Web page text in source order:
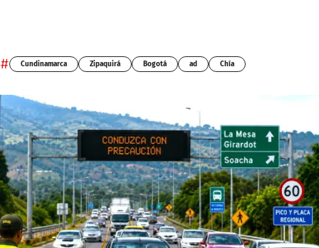
# Cundinamarca Zipaquirá Bogotá ad Chía